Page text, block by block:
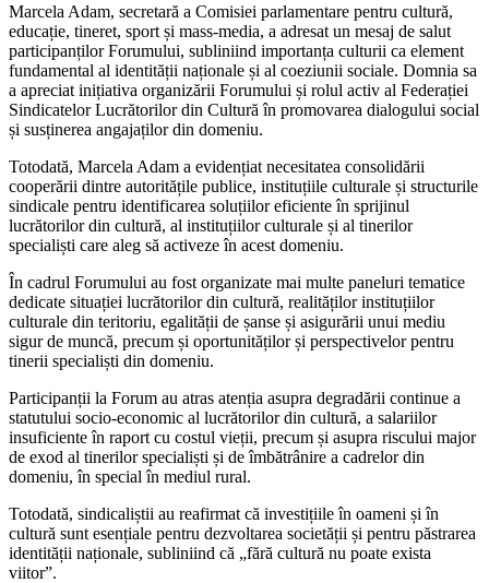
Marcela Adam, secretară a Comisiei parlamentare pentru cultură,
educație, tineret, sport și mass-media, a adresat un mesaj de salut
participanților Forumului, subliniind importanța culturii ca element
fundamental al identității naționale și al coeziunii sociale. Domnia sa
a apreciat inițiativa organizării Forumului și rolul activ al Federației
Sindicatelor Lucrătorilor din Cultură în promovarea dialogului social
și susținerea angajaților din domeniu.
Totodată, Marcela Adam a evidențiat necesitatea consolidării
cooperării dintre autoritățile publice, instituțiile culturale și structurile
sindicale pentru identificarea soluțiilor eficiente în sprijinul
lucrătorilor din cultură, al instituțiilor culturale și al tinerilor
specialiști care aleg să activeze în acest domeniu.
În cadrul Forumului au fost organizate mai multe paneluri tematice
dedicate situației lucrătorilor din cultură, realităților instituțiilor
culturale din teritoriu, egalității de șanse și asigurării unui mediu
sigur de muncă, precum și oportunităților și perspectivelor pentru
tinerii specialiști din domeniu.
Participanții la Forum au atras atenția asupra degradării continue a
statutului socio-economic al lucrătorilor din cultură, a salariilor
insuficiente în raport cu costul vieții, precum și asupra riscului major
de exod al tinerilor specialiști și de îmbătrânire a cadrelor din
domeniu, în special în mediul rural.
Totodată, sindicaliștii au reafirmat că investițiile în oameni și în
cultură sunt esențiale pentru dezvoltarea societății și pentru păstrarea
identității naționale, subliniind că „fără cultură nu poate exista
viitor”.